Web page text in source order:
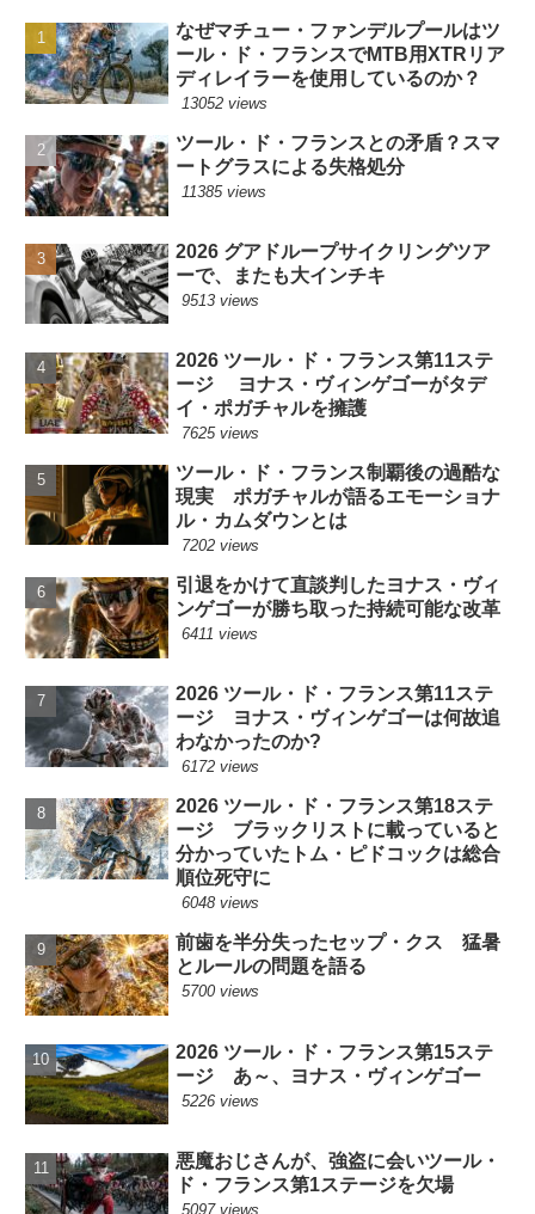
なぜマチュー・ファンデルプールはツ
ール・ド・フランスでMTB用XTRリア
ディレイラーを使用しているのか？
13052 views
ツール・ド・フランスとの矛盾？スマ
ートグラスによる失格処分
11385 views
2026 グアドループサイクリングツア
ーで、またも大インチキ
9513 views
2026 ツール・ド・フランス第11ステ
ージ ヨナス・ヴィンゲゴーがタデ
イ・ポガチャルを擁護
7625 views
ツール・ド・フランス制覇後の過酷な
現実 ポガチャルが語るエモーショナ
ル・カムダウンとは
7202 views
引退をかけて直談判したヨナス・ヴィ
ンゲゴーが勝ち取った持続可能な改革
6411 views
2026 ツール・ド・フランス第11ステ
ージ ヨナス・ヴィンゲゴーは何故追
わなかったのか?
6172 views
2026 ツール・ド・フランス第18ステ
ージ ブラックリストに載っていると
分かっていたトム・ピドコックは総合
順位死守に
6048 views
前歯を半分失ったセップ・クス 猛暑
とルールの問題を語る
5700 views
2026 ツール・ド・フランス第15ステ
ージ あ～、ヨナス・ヴィンゲゴー
5226 views
悪魔おじさんが、強盗に会いツール・
ド・フランス第1ステージを欠場
5097 views